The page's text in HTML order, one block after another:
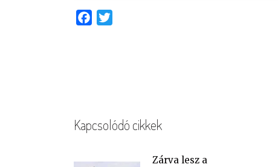
Facebook
Kapcsolódó cikkek
Zárva lesz a